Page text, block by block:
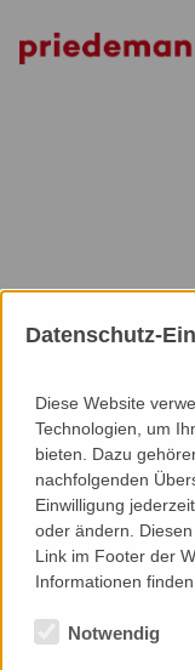
Datenschutz-
Diese Website
Technologien, um
bieten. Dazu
nachfolgenden
Einwilligung
oder ändern.
Link im Footer der
Informationen
Notwendig